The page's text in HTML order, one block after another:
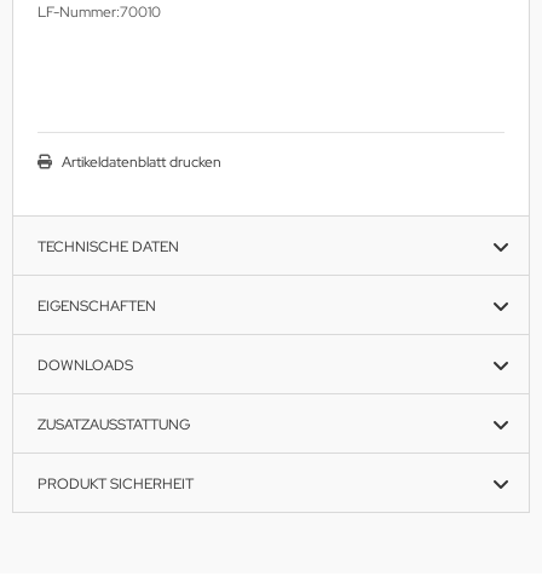
LF-Nummer:70010
Artikeldatenblatt drucken
TECHNISCHE DATEN
EIGENSCHAFTEN
DOWNLOADS
ZUSATZAUSSTATTUNG
PRODUKT SICHERHEIT